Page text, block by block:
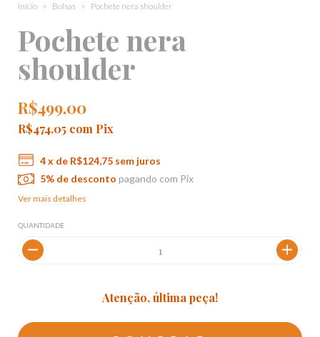
Início > Bolsas > Pochete nera shoulder
Pochete nera
shoulder
R$499,00
R$474,05 com Pix
4x de R$124,75 sem juros
5% de desconto pagando com Pix
Ver mais detalhes
QUANTIDADE
Atenção, última peça!